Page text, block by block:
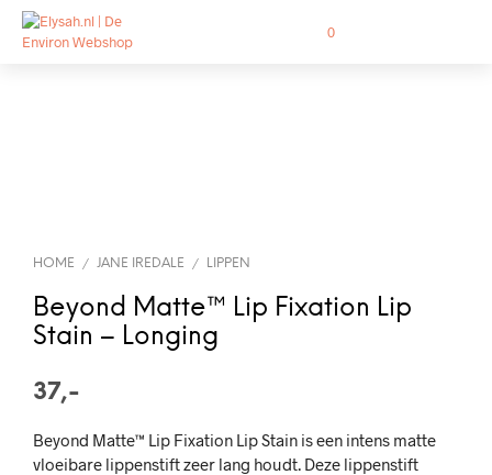
0
HOME / JANE IREDALE / LIPPEN
Beyond Matte™ Lip Fixation Lip
Stain – Longing
37,-
Beyond Matte™ Lip Fixation Lip Stain is een intens matte
vloeibare lippenstift zeer lang houdt. Deze lippenstift